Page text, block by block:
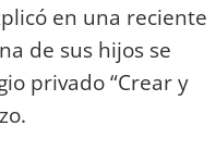
en una reciente
de sus hijos se
privado “Crear y